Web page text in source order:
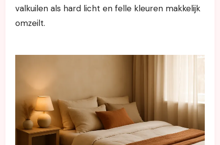
valkuilen als hard licht en felle kleuren makkelijk
omzeilt.